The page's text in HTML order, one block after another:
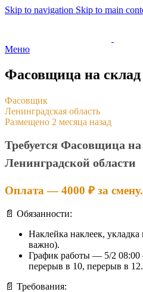
Skip to navigation Skip to main
Меню
Фасовщица на склад
Фасовщик
Ленинградская область
Размещено 2 месяца назад
Требуется Фасовщица на
Ленинградской области
Оплата — 4000 ₽ за смену.
📄 Обязанности:
Наклейка наклеек,
важно).
График работы — 5/2 08:00
перерыв в 10, перерыв в
📄 Требования: